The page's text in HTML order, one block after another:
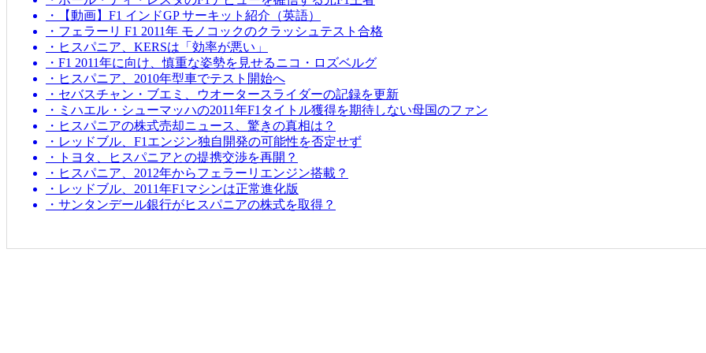
・【動画】F1 インドGP サーキット紹介（英語）
・フェラーリ F1 2011年 モノコックのクラッシュテスト合格
・ヒスパニア、KERSは「効率が悪い」
・F1 2011年に向け、慎重な姿勢を見せるニコ・ロズベルグ
・ヒスパニア、2010年型車でテスト開始へ
・セバスチャン・ブエミ、ウオータースライダーの記録を更新
・ミハエル・シューマッハの2011年F1タイトル獲得を期待しない母国のファン
・ヒスパニアの株式売却ニュース、驚きの真相は？
・レッドブル、F1エンジン独自開発の可能性を否定せず
・トヨタ、ヒスパニアとの提携交渉を再開？
・ヒスパニア、2012年からフェラーリエンジン搭載？
・レッドブル、2011年F1マシンは正常進化版
・サンタンデール銀行がヒスパニアの株式を取得？